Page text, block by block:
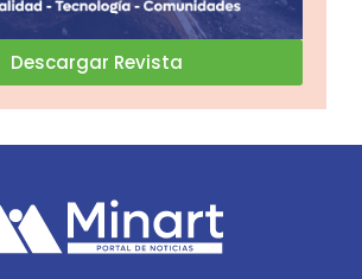
Descargar Revista